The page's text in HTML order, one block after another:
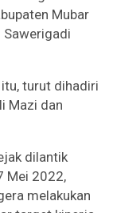
Mubar
Sawerigadi
itu, turut dihadiri
Mazi dan
dilantik
Mei 2022,
melakukan